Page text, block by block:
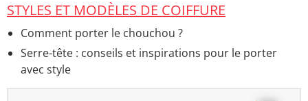
STYLES ET MODÈLES DE COIFFURE
Comment porter le chouchou ?
Serre-tête : conseils et inspirations pour le porter
avec style